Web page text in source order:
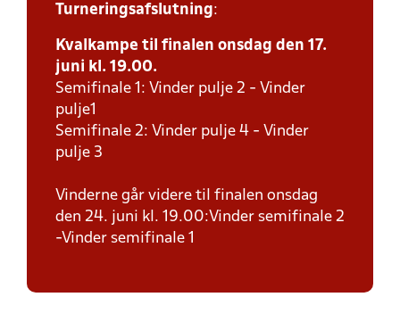
Turneringsafslutning:
Kvalkampe til finalen onsdag den 17.
juni kl. 19.00.
Semifinale 1: Vinder pulje 2 - Vinder
pulje1
Semifinale 2: Vinder pulje 4 - Vinder
pulje 3
Vinderne går videre til finalen onsdag
den 24. juni kl. 19.00:Vinder semifinale 2
-Vinder semifinale 1